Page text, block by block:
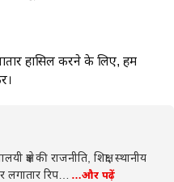
हासिल करने के लिए, हमें
क्षेत्र की राजनीति, शिक्षा, स्थानीय
लगातार रिप…
…और पढ़ें